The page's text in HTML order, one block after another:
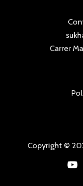
Carrer
Copyright ©